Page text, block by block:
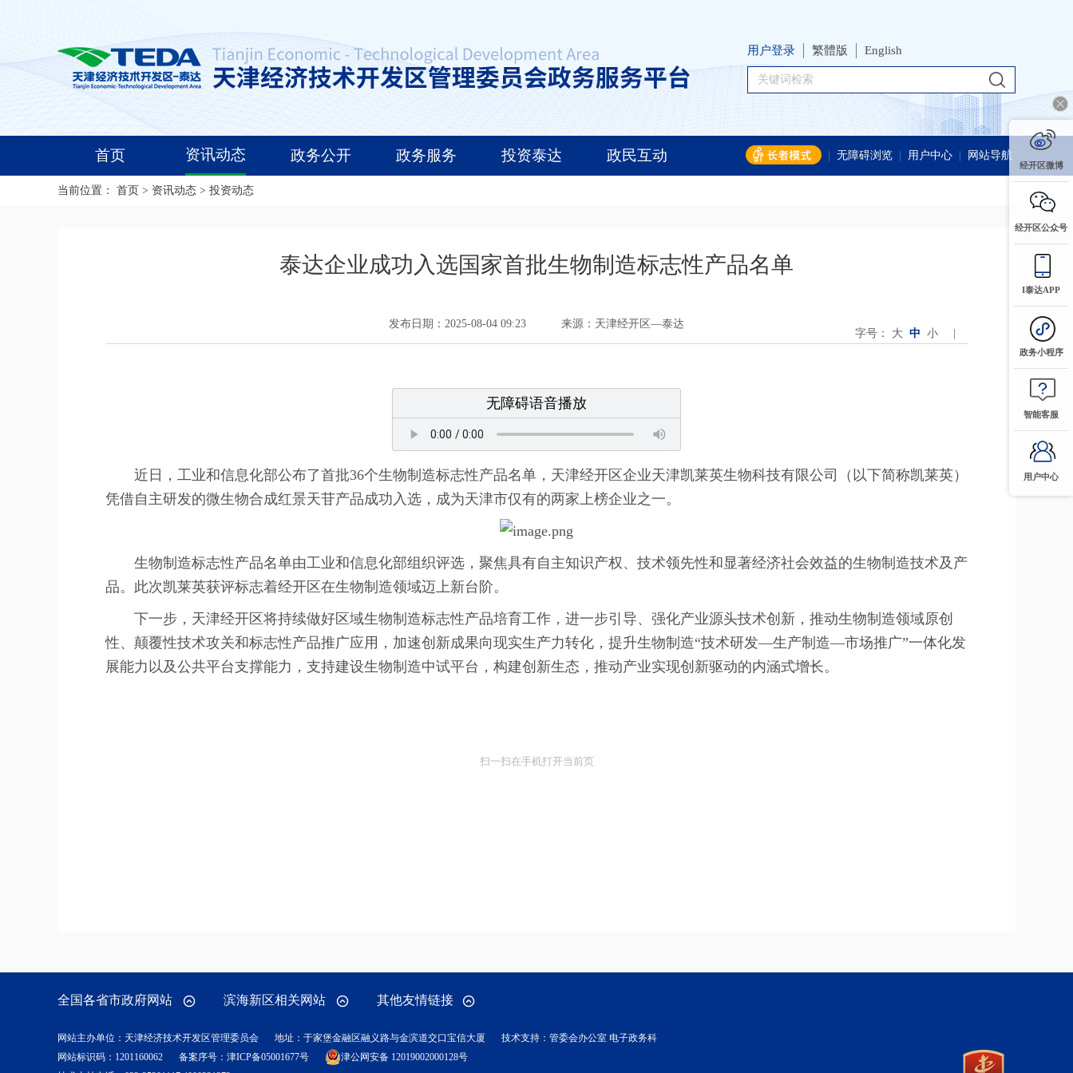
用户登录 繁體版 English
首页 资讯动态 政务公开 政务服务 投资泰达 政民互动 无障碍浏览 用户中心 网站导航
当前位置： 首页 > 资讯动态 > 投资动态
泰达企业成功入选国家首批生物制造标志性产品名单
发布日期：2025-08-04 09:23
来源：天津经开区—泰达
字号： 大 中 小
无障碍语音播放
近日，工业和信息化部公布了首批36个生物制造标志性产品名单，天津经开区企业天津凯莱英生物科技有限公司（以下简称凯莱英）
凭借自主研发的微生物合成红景天苷产品成功入选，成为天津市仅有的两家上榜企业之一。
生物制造标志性产品名单由工业和信息化部组织评选，聚焦具有自主知识产权、技术领先性和显著经济社会效益的生物制造技术及产
品。此次凯莱英获评标志着经开区在生物制造领域迈上新台阶。
下一步，天津经开区将持续做好区域生物制造标志性产品培育工作，进一步引导、强化产业源头技术创新，推动生物制造领域原创
性、颠覆性技术攻关和标志性产品推广应用，加速创新成果向现实生产力转化，提升生物制造“技术研发—生产制造—市场推广”一体化发
展能力以及公共平台支撑能力，支持建设生物制造中试平台，构建创新生态，推动产业实现创新驱动的内涵式增长。
扫一扫在手机打开当前页
经开区微博
经开区公众号
I泰达APP
政务小程序
智能客服
用户中心
全国各省市政府网站 滨海新区相关网站 其他友情链接
网站主办单位：天津经济技术开发区管理委员会 地址：于家堡金融区融义路与金滨道交口宝信大厦
技术支持：管委会办公室 电子政务科
网站标识码：1201160062
备案序号： 津ICP备05001677号
津公网安备 12019002000128号